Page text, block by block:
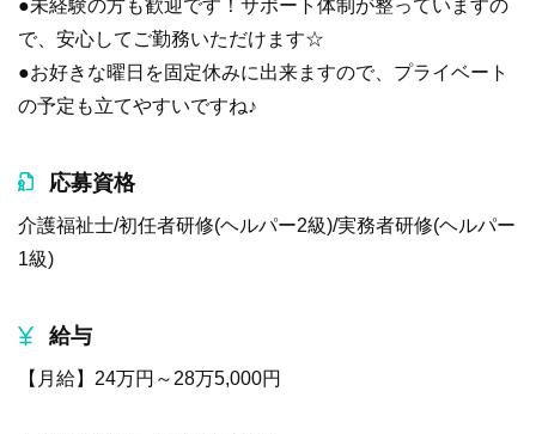
●未経験の方も歓迎です！サポート体制が整っていますの
で、安心してご勤務いただけます☆
●お好きな曜日を固定休みに出来ますので、プライベート
の予定も立てやすいですね♪
応募資格
介護福祉士/初任者研修(ヘルパー2級)/実務者研修(ヘルパー
1級)
給与
【月給】24万円～28万5,000円